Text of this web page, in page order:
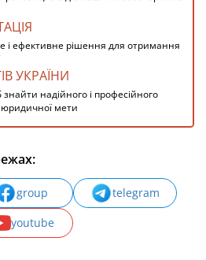
і ефективне рішення для отримання
УКРАЇНИ
надійного і професійного
мети
group
telegram
youtube